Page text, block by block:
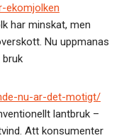
ekomjolken
har minskat, men
Nu uppmanas
nu-ar-det-motigt/
lantbruk –
Att konsumenter